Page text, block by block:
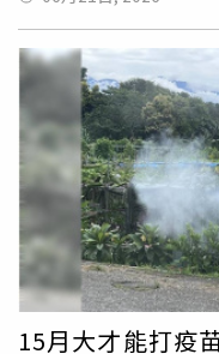
於今年5月下旬。由於
多日無法聯繫夫妻兩人
報警方及里長協助查
主臥室床上多時，而4
內，身體虛弱但仍有生
方調查未發現外力介
而走上絕路。隨著案
招租。該物件位於梧
局為兩房一廳一衛一廚
且已包含管理費。屋主
為訴求，明確標註屋內
請專業法師完成民俗超
15月大才能打疫